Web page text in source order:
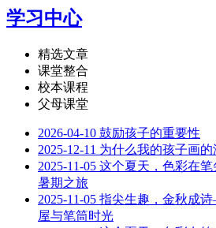
学习中心
精选文章
课堂整合
校本课程
父母课堂
2026-04-10 鼓励孩子的重要性
2025-12-11 为什么我的孩子画
2025-11-05 这个夏天，色彩在
暑期之旅
2025-11-05 指尖生趣，金秋成
屋与笔筒时光